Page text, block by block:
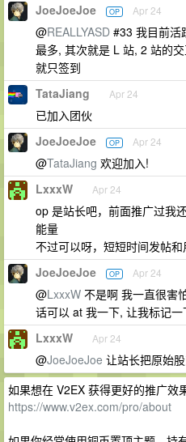
JoeJoeJoe OP Apr 24
@REALLYASD #33 我目前活
最多, 其次就是 L 站, 2 站的
就只签到
TataJiang Apr 24
已加入团伙
JoeJoeJoe OP Apr 24
@TataJiang 欢迎加入!
LxxxW Apr 24
op 是站长吧，前面推广过我
能量
不过可以呀，短短时间发帖
JoeJoeJoe OP Apr 24
@LxxxW 不是啊 我一直很害
话可以 at 我一下, 让我标记一
LxxxW Apr 24
@JoeJoeJoe 让站长把原始
如果想在 V2EX 获得更好的推广效
https://www.v2ex.com/pro/about